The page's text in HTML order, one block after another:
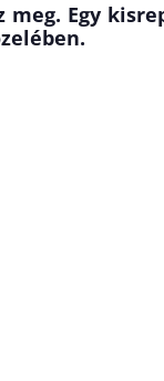
Egy